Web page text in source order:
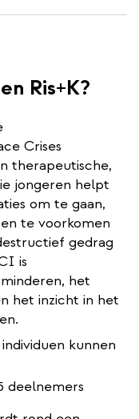
Ris+K?
Crises
therapeutische,
jongeren helpt
om te gaan,
te voorkomen
gedrag
is
het
het inzicht in het
kunnen
deelnemers